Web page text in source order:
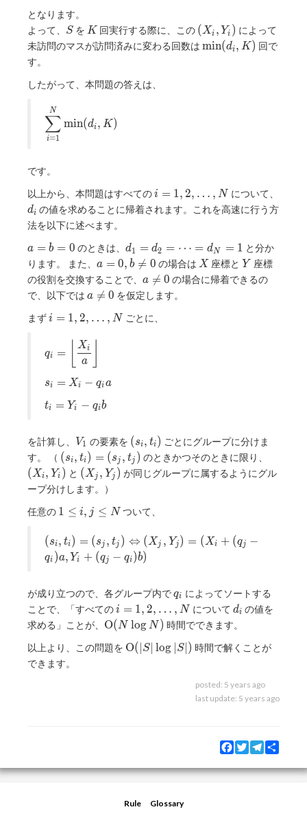
+ 2a,
(Y_i+d_ib)
+ 2b)
となります。
よって、 S
Sを K
K 回実行する際に、この (X_i,
Y_i)
(Xi , Yi ) によって
未訪問のマスが訪問済みに変わる回数は \min(d_i,
min(di, K ) 回で
す。
したがって、本問題の答えは、
\displaystyle\sum_{i
= 1}^N \min(d_i, K)
i=1
∑
N
min(di, K)
です。
以上から、本問題はすべてのi = 1,
2,
i = 1, 2, … , N について、
di の値を求めることに帰着されます。これを高速に行う方
法を以下に述べます。
a
=
b
=
0
a = b = 0 のときは、 d_1 =
d_2 =
\cdots
= d_N
= 1
d1 = d2 = ⋯ = dN = 1 と分か
ります。 また、 a =
0, b
\neq
0
a = 0, b 
= 0 の場合は X
X座標と Y
Y 座標
の役割を交換することで、 a
\neq
a 
= 0 の場合に帰着できるの
で、以下では a
0
a 
= 0 を仮定します。
まずi = 1,
\ldots,
N
i = 1, 2, … , N ごとに、
q_i = \left\lfloor
\displaystyle\frac{X_i}
qi =
a
Xi
s_i
X_i
q_i
a
si = Xi − qia
t_i
-
q_i
b
ti = Yi − qib
を計算し、 V_1
V1 の要素を (s_i,
t_i)
(si , ti ) ごとにグループに分けま
す。 （ (s_i,
t_i)
=
(s_j,
t_j)
(si, ti) = (sj , tj ) のときかつそのときに限り、
Y_i)
(Xi, Yi ) と (X_j,
Y_j)
(Xj , Yj ) が同じグループに属するようにグル
ープ分けします。）
任意の 1
i, j
\leq
N
1 ≤ i, j ≤ N ついて、
(s_i, t_i) = (s_j,
t_j)
\Leftrightarrow
(X_i + (q_j-
q_i)a, Y_i +
(q_j-q_i)b)
(si, ti) = (sj , tj ) ⇔ (Xj , Yj ) = (Xi + (qj −
qi )a, Yi + (qj − qi )b)
が成り立つので、各グループ内でq_i
qi によってソートする
ことで、「すべてのi = 1,
2,
\ldots,
N
i = 1, 2, … , N について d_i
di の値を
求める」ことが、 \mathrm{O}
O(N log N ) 時間でできます。
以上より、この問題を \mathrm{O}
O( ∣S∣ log ∣S∣) 時間で解くことが
できます。
posted: 5 years ago
last update: 5 years ago
Facebook
TwitterTelegram
Rule Glossary